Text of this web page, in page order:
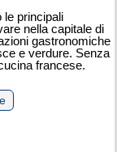
le principali
nella capitale di
gastronomiche
e verdure. Senza
francese.